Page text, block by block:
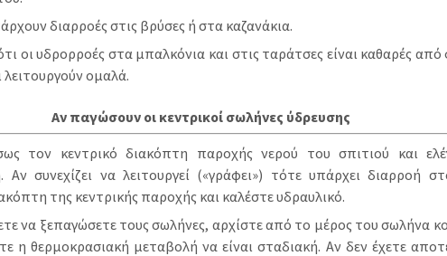
διαρροές στις βρύσες ή στα καζανάκια.
οι υδρορροές στα μπαλκόνια και στις ταράτσες είναι καθαρές από
λειτουργούν ομαλά.
Αν παγώσουν οι κεντρικοί σωλήνες ύδρευσης
τον κεντρικό διακόπτη παροχής νερού του σπιτιού και
Αν συνεχίζει να λειτουργεί («γράφει») τότε υπάρχει διαρροή
της κεντρικής παροχής και καλέστε υδραυλικό.
να ξεπαγώσετε τους σωλήνες, αρχίστε από το μέρος του σωλήνα
η θερμοκρασιακή μεταβολή να είναι σταδιακή. Αν δεν έχετε